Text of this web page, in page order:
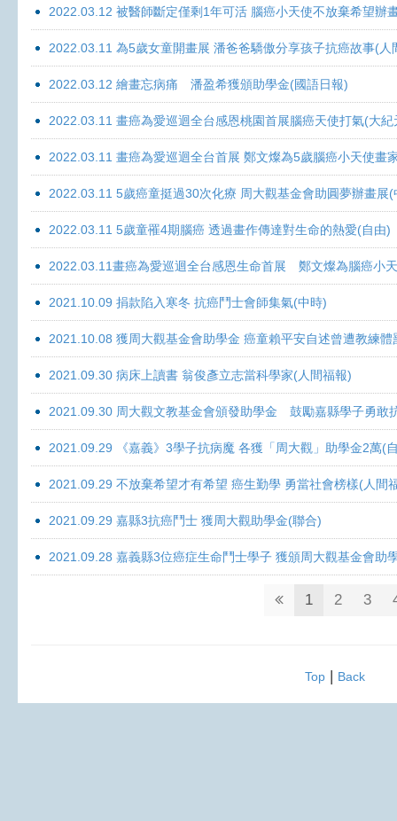
2022.03.12 被醫師斷定僅剩1年可活 腦癌小天使不放棄希望辦
2022.03.11 為5歲女童開畫展 潘爸爸驕傲分享孩子抗癌故事(人
2022.03.12 繪畫忘病痛 潘盈希獲頒助學金(國語日報)
2022.03.11 畫癌為愛巡迴全台感恩桃園首展腦癌天使打氣(大紀
2022.03.11 畫癌為愛巡迴全台首展 鄭文燦為5歲腦癌小天使畫
2022.03.11 5歲癌童挺過30次化療 周大觀基金會助圓夢辦畫展
2022.03.11 5歲童罹4期腦癌 透過畫作傳達對生命的熱愛(自由)
2022.03.11畫癌為愛巡迴全台感恩生命首展 鄭文燦為腦癌小
2021.10.09 捐款陷入寒冬 抗癌鬥士會師集氣(中時)
2021.10.08 獲周大觀基金會助學金 癌童賴平安自述曾遭教練體
2021.09.30 病床上讀書 翁俊彥立志當科學家(人間福報)
2021.09.30 周大觀文教基金會頒發助學金 鼓勵嘉縣學子勇敢
2021.09.29 《嘉義》3學子抗病魔 各獲「周大觀」助學金2萬(
2021.09.29 不放棄希望才有希望 癌生勤學 勇當社會榜樣(人間
2021.09.29 嘉縣3抗癌鬥士 獲周大觀助學金(聯合)
2021.09.28 嘉義縣3位癌症生命鬥士學子 獲頒周大觀基金會助
1 2 3
Top| Back